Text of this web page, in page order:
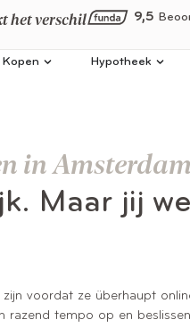
het verschil 9,5
Kopen Hypotheek
in
Maar jij
voordat ze überhaupt
razend tempo op en